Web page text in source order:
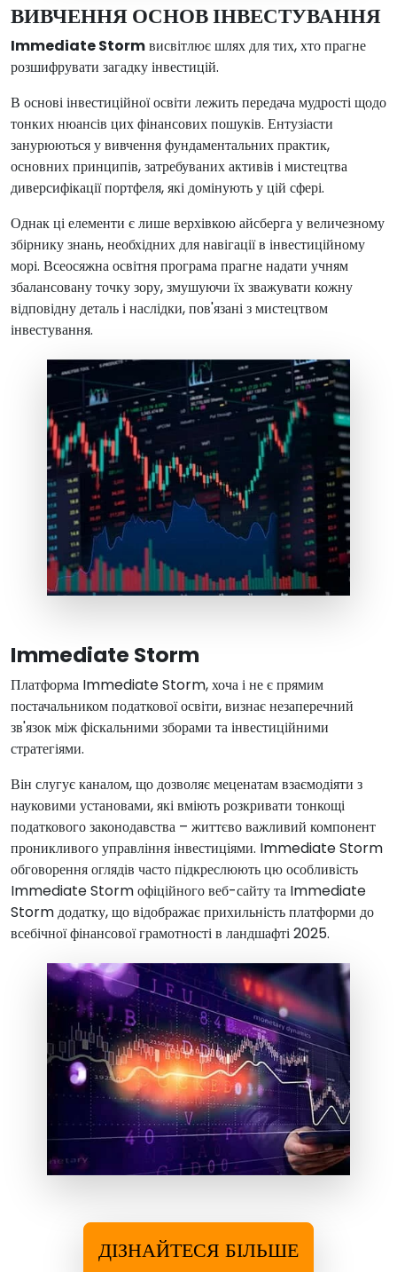
ВИВЧЕННЯ ОСНОВ ІНВЕСТУВАННЯ
Immediate Stormвисвітлює шлях для тих, хто прагне
розшифрувати загадку інвестицій.
В основі інвестиційної освіти лежить передача мудрості щодо
тонких нюансів цих фінансових пошуків. Ентузіасти
занурюються у вивчення фундаментальних практик,
основних принципів, затребуваних активів і мистецтва
диверсифікації портфеля, які домінують у цій сфері.
Однак ці елементи є лише верхівкою айсберга у величезному
збірнику знань, необхідних для навігації в інвестиційному
морі. Всеосяжна освітня програма прагне надати учням
збалансовану точку зору, змушуючи їх зважувати кожну
відповідну деталь і наслідки, пов'язані з мистецтвом
інвестування.
Immediate Storm
Платформа Immediate Storm, хоча і не є прямим
постачальником податкової освіти, визнає незаперечний
зв'язок між фіскальними зборами та інвестиційними
стратегіями.
Він слугує каналом, що дозволяє меценатам взаємодіяти з
науковими установами, які вміють розкривати тонкощі
податкового законодавства – життєво важливий компонент
проникливого управління інвестиціями. Immediate Storm
обговорення оглядів часто підкреслюють цю особливість
Immediate Storm офіційного веб-сайту та Immediate
Storm додатку, що відображає прихильність платформи до
всебічної фінансової грамотності в ландшафті 2025.
ДІЗНАЙТЕСЯ БІЛЬШЕ